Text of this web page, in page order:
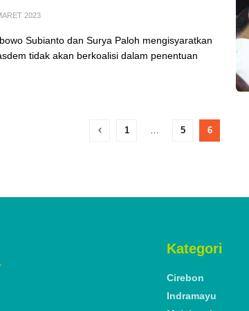
2023
Subianto dan Surya Paloh mengisyaratkan
tidak akan berkoalisi dalam penentuan
1 5 6
Kategori
Cirebon
Indramayu